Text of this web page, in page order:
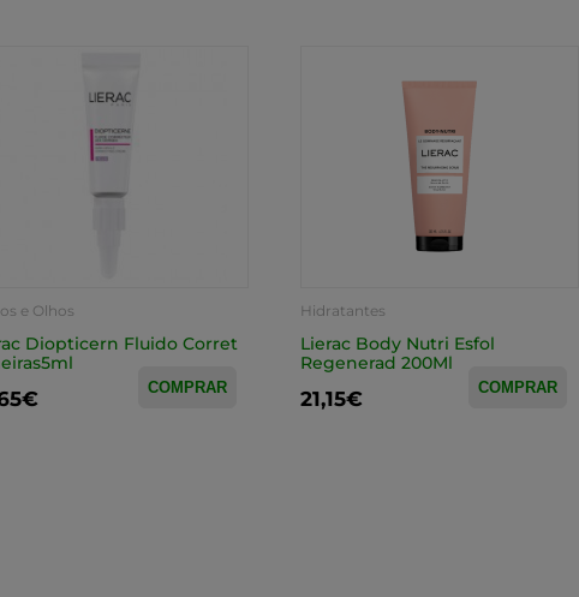
e Olhos
Diopticern Fluido Corret
COMPRAR
Hidratantes
Lierac Body Nutri Esfol
Regenerad 200Ml
21,15€ COMPRAR